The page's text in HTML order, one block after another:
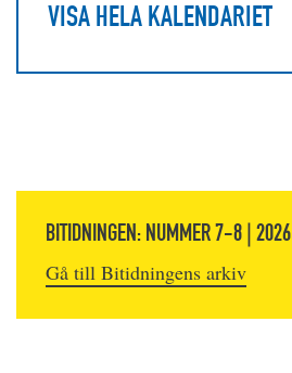
VISA HELA KALENDARIET
BITIDNINGEN: NUMMER 7-8 | 2026
Gå till Bitidningens arkiv